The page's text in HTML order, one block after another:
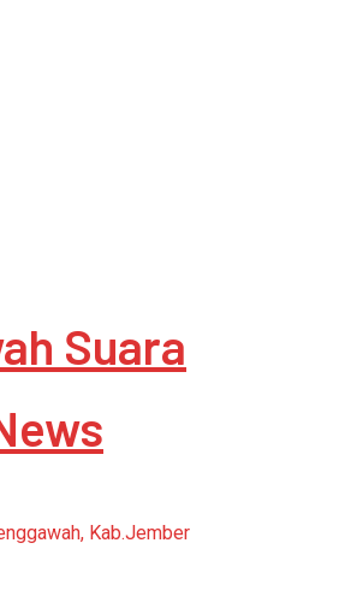
Suara
Kab.Jember